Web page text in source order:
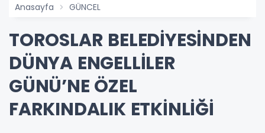
Anasayfa GÜNCEL
TOROSLAR BELEDİYESİNDEN
DÜNYA ENGELLİLER
GÜNÜ’NE ÖZEL
FARKINDALIK ETKİNLİĞİ